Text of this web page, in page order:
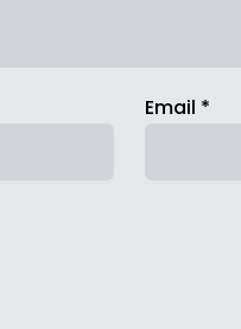
Email *